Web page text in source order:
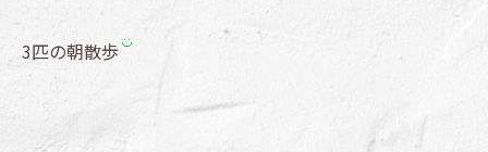
3匹の朝散歩